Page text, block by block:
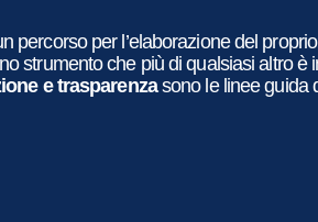
percorso per l’elaborazione del proprio
strumento che più di qualsiasi altro è
e trasparenzasono le linee guida